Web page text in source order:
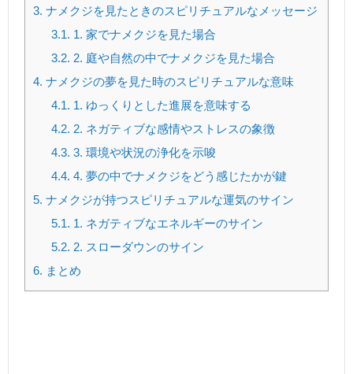
3. ナメクジを見たときのスピリチュアルなメッセージ
3.1. 1. 家でナメクジを見た場合
3.2. 2. 庭や自然の中でナメクジを見た場合
4. ナメクジの夢を見た時のスピリチュアルな意味
4.1. 1. ゆっくりとした進展を意味する
4.2. 2. ネガティブな感情やストレスの象徴
4.3. 3. 環境や状況の浄化を示唆
4.4. 4. 夢の中でナメクジをどう感じたかが鍵
5. ナメクジが持つスピリチュアルな運気のサイン
5.1. 1. ネガティブなエネルギーのサイン
5.2. 2. スローダウンのサイン
6. まとめ